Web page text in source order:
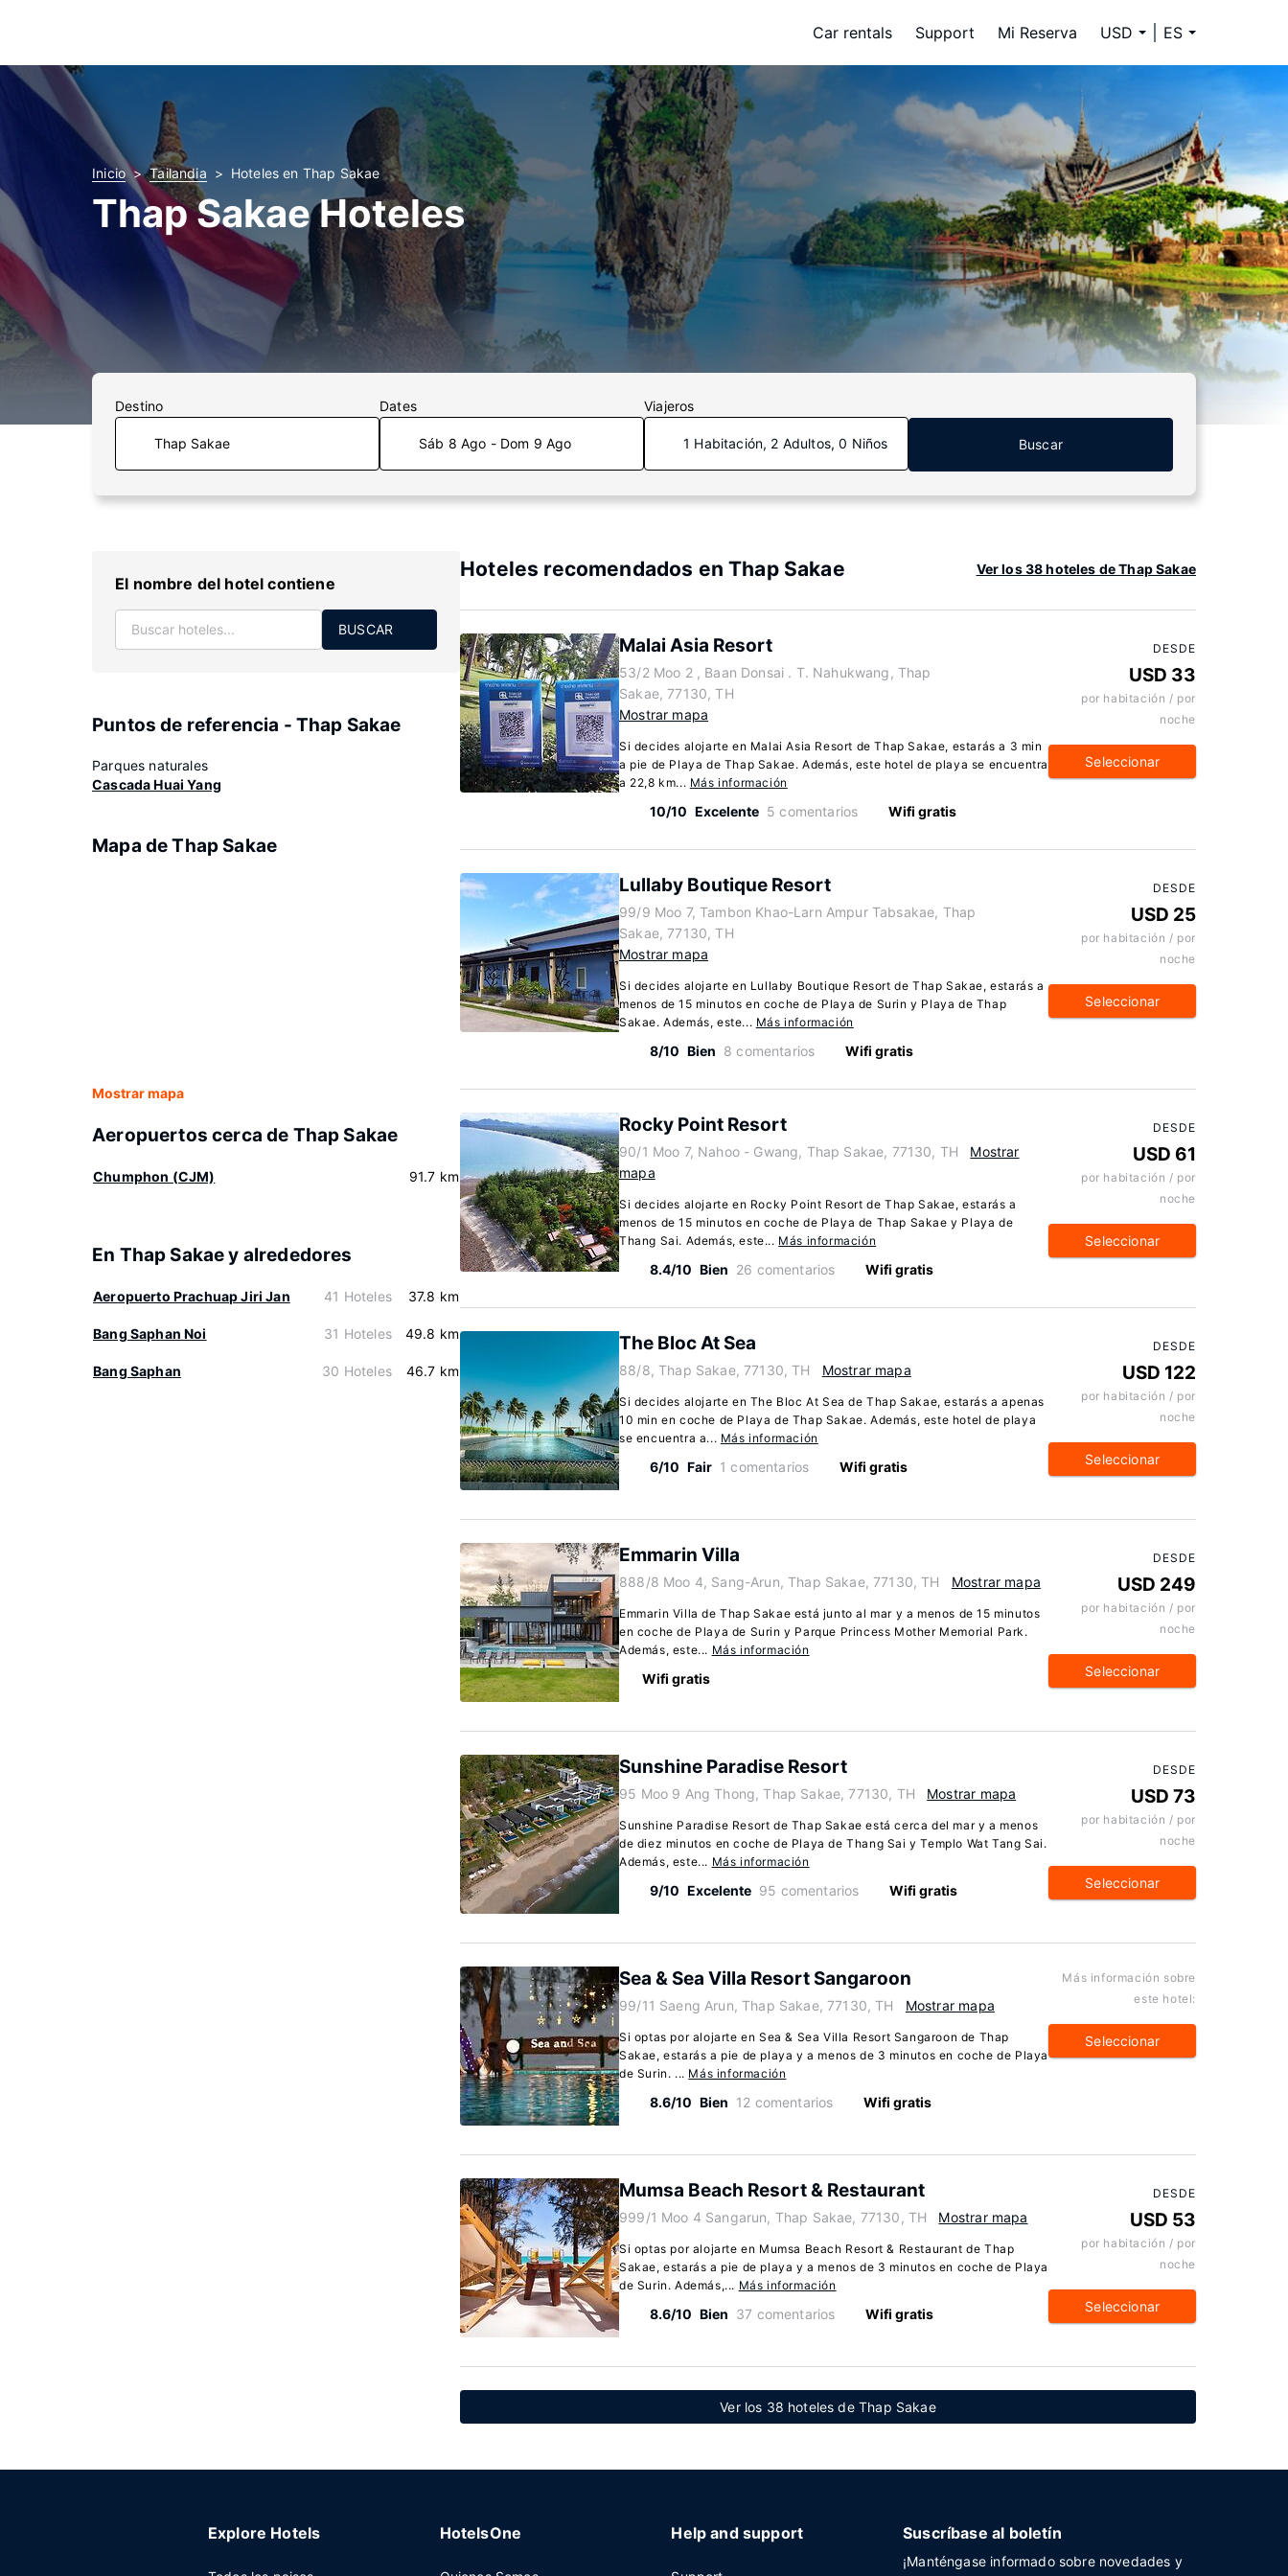
Car rentals Support Mi Reserva USD ES
Inicio Tailandia Hoteles en Thap Sakae
Thap Sakae Hoteles
Destino Dates
Sáb 8 Ago - Dom 9 Ago
Viajeros
1 Habitación, 2 Adultos, 0 Niños Buscar
El nombre del hotel contiene
BUSCAR
Puntos de referencia - Thap Sakae
Parques naturales
Cascada Huai Yang
Mapa de Thap Sakae
Mostrar mapa
Aeropuertos cerca de Thap Sakae
Chumphon (CJM) 91.7 km
En Thap Sakae y alrededores
Aeropuerto Prachuap Jiri Jan 41 Hoteles 37.8 km
Bang Saphan Noi 31 Hoteles 49.8 km
Bang Saphan 30 Hoteles 46.7 km
Hoteles recomendados en Thap Sakae Ver los 38 hoteles de Thap Sakae
Malai Asia Resort
53/2 Moo 2 , Baan Donsai . T. Nahukwang, Thap
Sakae, 77130, TH
Mostrar mapa
Si decides alojarte en Malai Asia Resort de Thap Sakae, estarás a 3 min
a pie de Playa de Thap Sakae. Además, este hotel de playa se encuentra
a 22,8 km... Más información
10/10 Excelente 5 comentarios Wifi gratis
DESDE
USD 33
por habitación / por
noche
Seleccionar
Lullaby Boutique Resort
99/9 Moo 7, Tambon Khao-Larn Ampur Tabsakae, Thap
Sakae, 77130, TH
Mostrar mapa
Si decides alojarte en Lullaby Boutique Resort de Thap Sakae, estarás a
menos de 15 minutos en coche de Playa de Surin y Playa de Thap
Sakae. Además, este... Más información
8/10 Bien 8 comentarios Wifi gratis
DESDE
USD 25
por habitación / por
noche
Seleccionar
Rocky Point Resort
90/1 Moo 7, Nahoo - Gwang, Thap Sakae, 77130, TH
Mostrar
mapa
Si decides alojarte en Rocky Point Resort de Thap Sakae, estarás a
menos de 15 minutos en coche de Playa de Thap Sakae y Playa de
Thang Sai. Además, este... Más información
8.4/10 Bien 26 comentarios Wifi gratis
DESDE
USD 61
por habitación / por
noche
Seleccionar
The Bloc At Sea
88/8, Thap Sakae, 77130, TH Mostrar mapa
Si decides alojarte en The Bloc At Sea de Thap Sakae, estarás a apenas
10 min en coche de Playa de Thap Sakae. Además, este hotel de playa
se encuentra a... Más información
6/10 Fair 1 comentarios Wifi gratis
DESDE
USD 122
por habitación / por
noche
Seleccionar
Emmarin Villa
888/8 Moo 4, Sang-Arun, Thap Sakae, 77130, TH Mostrar mapa
Emmarin Villa de Thap Sakae está junto al mar y a menos de 15 minutos
en coche de Playa de Surin y Parque Princess Mother Memorial Park.
Además, este... Más información
Wifi gratis
DESDE
USD 249
por habitación / por
noche
Seleccionar
Sunshine Paradise Resort
95 Moo 9 Ang Thong, Thap Sakae, 77130, TH Mostrar mapa
Sunshine Paradise Resort de Thap Sakae está cerca del mar y a menos
de diez minutos en coche de Playa de Thang Sai y Templo Wat Tang Sai.
Además, este... Más información
9/10 Excelente 95 comentarios Wifi gratis
DESDE
USD 73
por habitación / por
noche
Seleccionar
Sea & Sea Villa Resort Sangaroon
99/11 Saeng Arun, Thap Sakae, 77130, TH Mostrar mapa
Si optas por alojarte en Sea & Sea Villa Resort Sangaroon de Thap
Sakae, estarás a pie de playa y a menos de 3 minutos en coche de Playa
de Surin. ... Más información
8.6/10 Bien 12 comentarios Wifi gratis
Más información sobre
este hotel:
Seleccionar
Mumsa Beach Resort & Restaurant
999/1 Moo 4 Sangarun, Thap Sakae, 77130, TH Mostrar mapa
Si optas por alojarte en Mumsa Beach Resort & Restaurant de Thap
Sakae, estarás a pie de playa y a menos de 3 minutos en coche de Playa
de Surin. Además,... Más información
8.6/10 Bien 37 comentarios Wifi gratis
DESDE
USD 53
por habitación / por
noche
Seleccionar
Ver los 38 hoteles de Thap Sakae
Explore Hotels HotelsOne Help and support Suscríbase al boletín
¡Manténgase informado sobre novedades y